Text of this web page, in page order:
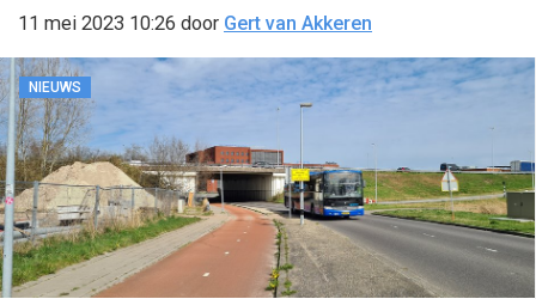
11 mei 2023 10:26 door Gert van Akkeren
NIEUWS